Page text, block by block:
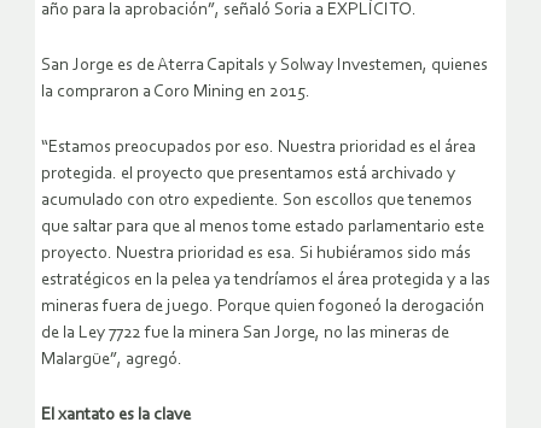
año para la aprobación”, señaló Soria a EXPLÍCITO.
San Jorge es de Aterra Capitals y Solway Investemen, quienes
la compraron a Coro Mining en 2015.
“Estamos preocupados por eso. Nuestra prioridad es el área
protegida. el proyecto que presentamos está archivado y
acumulado con otro expediente. Son escollos que tenemos
que saltar para que al menos tome estado parlamentario este
proyecto. Nuestra prioridad es esa. Si hubiéramos sido más
estratégicos en la pelea ya tendríamos el área protegida y a las
mineras fuera de juego. Porque quien fogoneó la derogación
de la Ley 7722 fue la minera San Jorge, no las mineras de
Malargüe”, agregó.
El xantato es la clave